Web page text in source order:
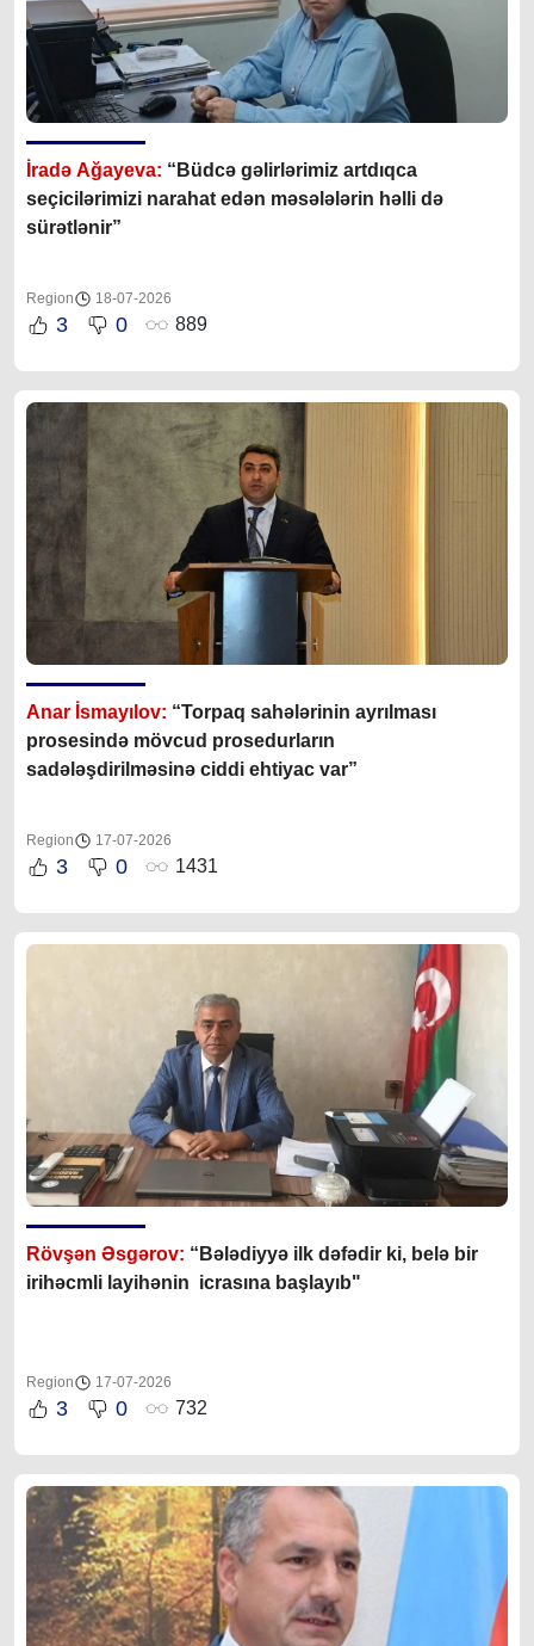
İradə Ağayeva: “Büdcə gəlirlərimiz artdıqca
seçicilərimizi narahat edən məsələlərin həlli də
sürətlənir”
Region 18-07-2026
3 0 889
Anar İsmayılov: “Torpaq sahələrinin ayrılması
prosesində mövcud prosedurların
sadələşdirilməsinə ciddi ehtiyac var”
Region 17-07-2026
3 0 1431
Rövşən Əsgərov: “Bələdiyyə ilk dəfədir ki, belə bir
irihəcmli layihənin icrasına başlayıb"
Region 17-07-2026
3 0 732